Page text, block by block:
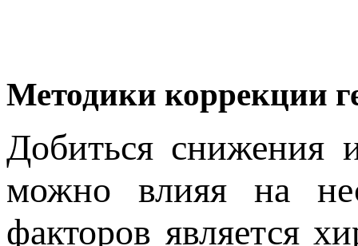
Методики коррекции
Добиться снижения
можно влияя на
факторов является